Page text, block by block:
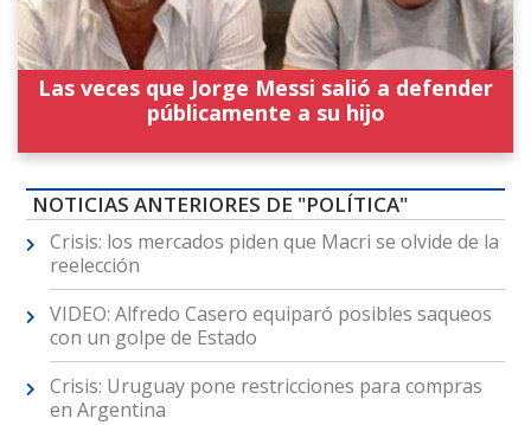
Las veces que Jorge Messi salió a defender
públicamente a su hijo
NOTICIAS ANTERIORES DE "POLÍTICA"
Crisis: los mercados piden que Macri se olvide de la
reelección
VIDEO: Alfredo Casero equiparó posibles saqueos
con un golpe de Estado
Crisis: Uruguay pone restricciones para compras
en Argentina